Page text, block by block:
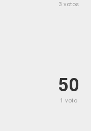
3 votos
50
1 voto